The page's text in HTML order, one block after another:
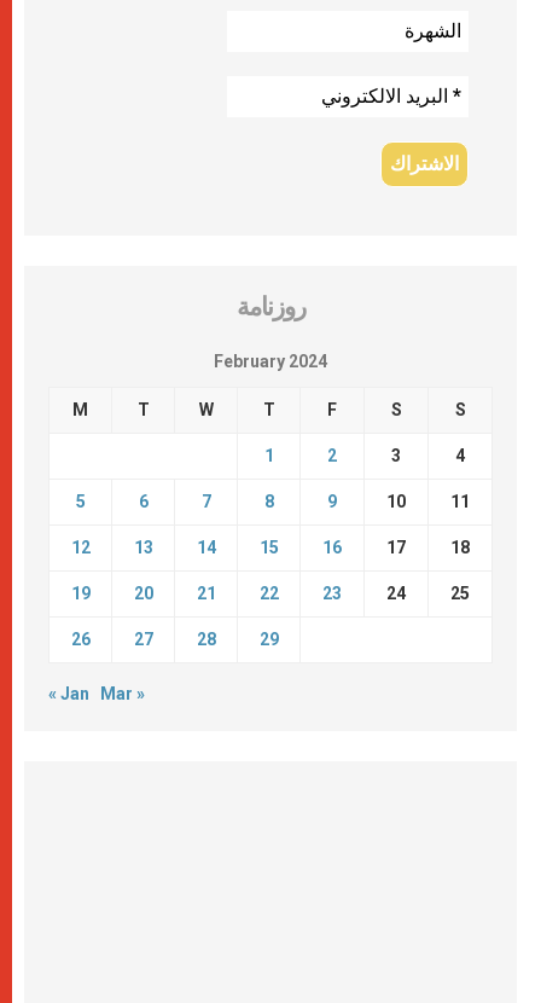
روزنامة
February 2024
M T W T F S S
1 2 3 4
5 6 7 8 9 10 11
12 13 14 15 16 17 18
19 20 21 22 23 24 25
26 27 28 29
« Jan Mar »